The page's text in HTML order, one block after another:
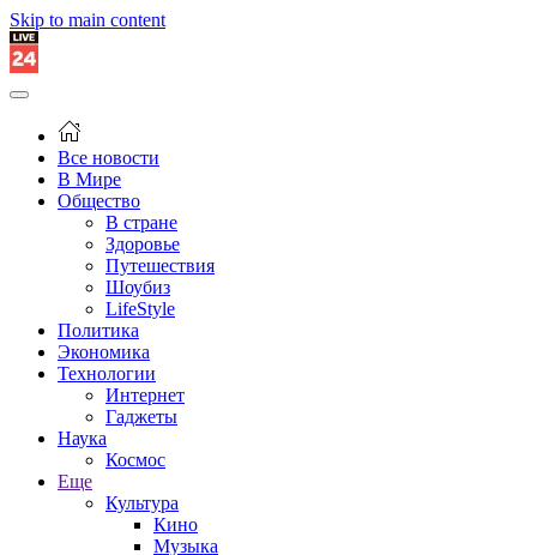
Skip to main content
Все новости
В Мире
Общество
В стране
Здоровье
Путешествия
Шоубиз
LifeStyle
Политика
Экономика
Технологии
Интернет
Гаджеты
Наука
Космос
Еще
Культура
Кино
Музыка